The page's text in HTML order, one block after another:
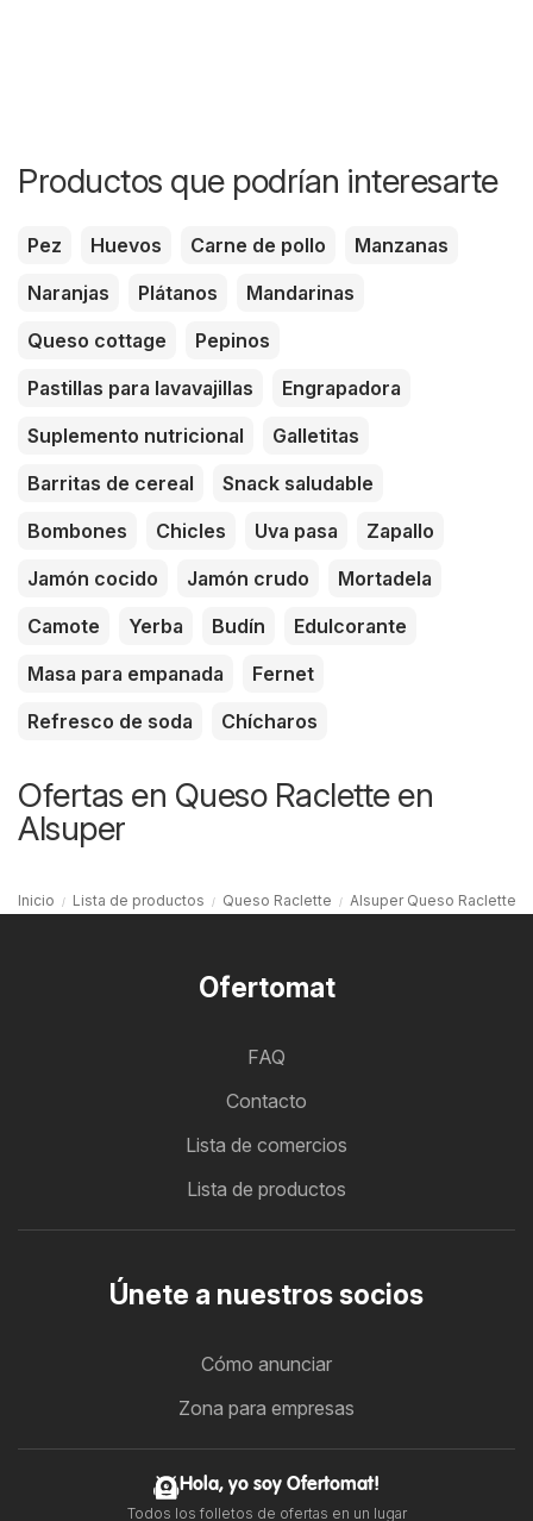
Productos que podrían interesarte
Pez Huevos Carne de pollo
Manzanas
Naranjas
Plátanos
Mandarinas
Queso cottage
Pepinos
Pastillas para lavavajillas
Engrapadora
Suplemento nutricional
Galletitas
Barritas de cereal
Snack saludable
Bombones
Chicles Uva pasa
Zapallo
Jamón cocido
Jamón crudo
Mortadela
Camote
Yerba Budín
Edulcorante
Masa para empanada
Fernet
Refresco de soda
Chícharos
Ofertas en Queso Raclette en
Alsuper
Inicio Lista de productos Queso Raclette Alsuper Queso Raclette
Ofertomat
FAQ
Contacto
Lista de comercios
Lista de productos
Únete a nuestros socios
Cómo anunciar
Zona para empresas
Hola, yo soy Ofertomat!
Todos los folletos de ofertas en un lugar